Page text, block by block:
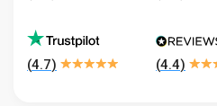
(4.7) (4.4)